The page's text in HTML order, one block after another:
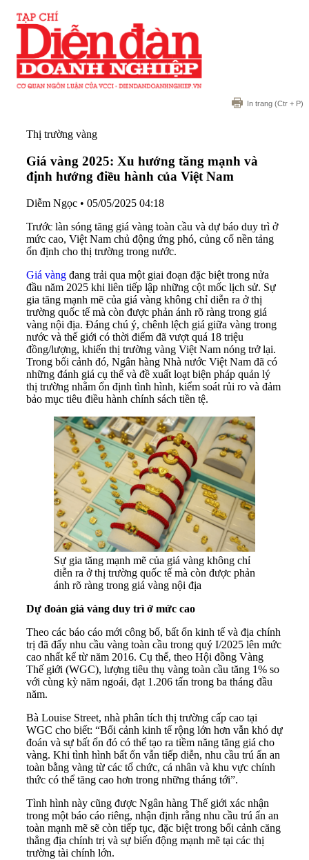
In trang (Ctr + P)
Thị trường vàng
Giá vàng 2025: Xu hướng tăng mạnh và
định hướng điều hành của Việt Nam
Diễm Ngọc • 05/05/2025 04:18
Trước làn sóng tăng giá vàng toàn cầu và dự báo duy trì ở
mức cao, Việt Nam chủ động ứng phó, củng cố nền tảng
ổn định cho thị trường trong nước.
Giá vàng đang trải qua một giai đoạn đặc biệt trong nửa
đầu năm 2025 khi liên tiếp lập những cột mốc lịch sử. Sự
gia tăng mạnh mẽ của giá vàng không chỉ diễn ra ở thị
trường quốc tế mà còn được phản ánh rõ ràng trong giá
vàng nội địa. Đáng chú ý, chênh lệch giá giữa vàng trong
nước và thế giới có thời điểm đã vượt quá 18 triệu
đồng/lượng, khiến thị trường vàng Việt Nam nóng trở lại.
Trong bối cảnh đó, Ngân hàng Nhà nước Việt Nam đã có
những đánh giá cụ thể và đề xuất loạt biện pháp quản lý
thị trường nhằm ổn định tình hình, kiểm soát rủi ro và đảm
bảo mục tiêu điều hành chính sách tiền tệ.
Sự gia tăng mạnh mẽ của giá vàng không chỉ
diễn ra ở thị trường quốc tế mà còn được phản
ánh rõ ràng trong giá vàng nội địa
Dự đoán giá vàng duy trì ở mức cao
Theo các báo cáo mới công bố, bất ổn kinh tế và địa chính
trị đã đẩy nhu cầu vàng toàn cầu trong quý I/2025 lên mức
cao nhất kể từ năm 2016. Cụ thể, theo Hội đồng Vàng
Thế giới (WGC), lượng tiêu thụ vàng toàn cầu tăng 1% so
với cùng kỳ năm ngoái, đạt 1.206 tấn trong ba tháng đầu
năm.
Bà Louise Street, nhà phân tích thị trường cấp cao tại
WGC cho biết: “Bối cảnh kinh tế rộng lớn hơn vẫn khó dự
đoán và sự bất ổn đó có thể tạo ra tiềm năng tăng giá cho
vàng. Khi tình hình bất ổn vẫn tiếp diễn, nhu cầu trú ẩn an
toàn bằng vàng từ các tổ chức, cá nhân và khu vực chính
thức có thể tăng cao hơn trong những tháng tới”.
Tình hình này cũng được Ngân hàng Thế giới xác nhận
trong một báo cáo riêng, nhận định rằng nhu cầu trú ẩn an
toàn mạnh mẽ sẽ còn tiếp tục, đặc biệt trong bối cảnh căng
thẳng địa chính trị và sự biến động mạnh mẽ tại các thị
trường tài chính lớn.